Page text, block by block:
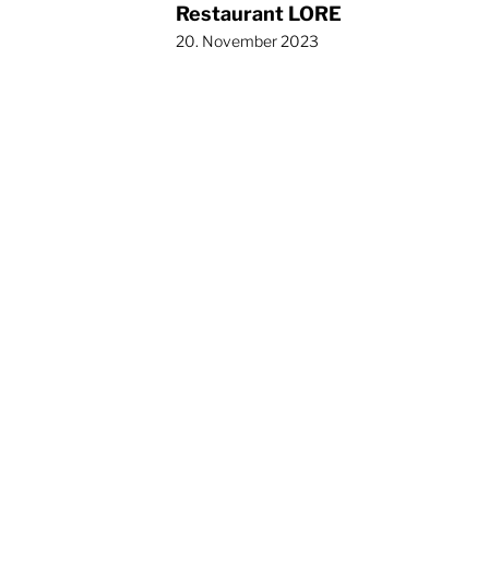
Restaurant LORE
20. November 2023